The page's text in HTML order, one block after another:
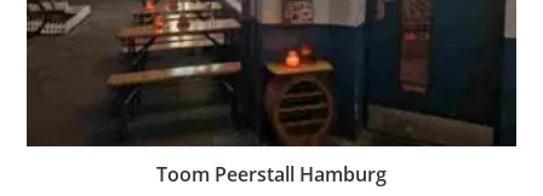
Toom Peerstall Hamburg